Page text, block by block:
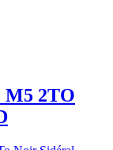
M5 2TO